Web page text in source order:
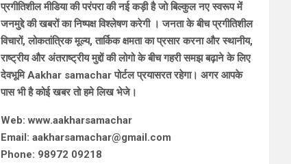
प्रगीतिशील मीडिया की परंपरा की नई कड़ी है जो बिल्कुल नए स्वरूप में
जनमुद्दे की खबरों का निष्पक्ष विश्लेषण करेगी । जनता के बीच प्रगीतिशील
विचारों, लोकतांत्रिक मूल्य, तार्किक क्षमता का प्रसार करना और स्थानीय,
राष्ट्रीय और अंतराष्ट्रीय मुद्दों की लोगो के बीच गहरी समझ बढ़ाने के लिए
देवभूमि Aakhar samachar पोर्टल प्रयासरत रहेगा। अगर आपके
पास भी है कोई खबर तो हमे लिख भेजे।
Web: www.aakharsamachar
Email: aakharsamachar@gmail.com
Phone: 98972 09218